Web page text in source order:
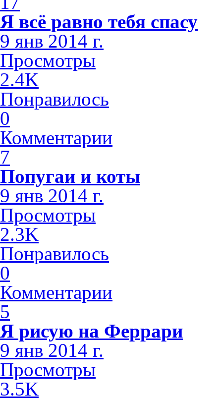
Я всё равно тебя спасу
9 янв 2014 г.
Просмотры
2.4K
Понравилось
0
Комментарии
7
Попугаи и коты
9 янв 2014 г.
Просмотры
2.3K
Понравилось
0
Комментарии
5
Я рисую на Феррари
9 янв 2014 г.
Просмотры
3.5K